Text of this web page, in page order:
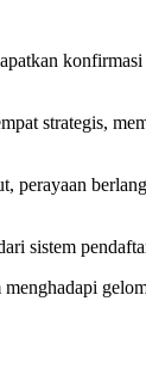
strategis,
sistem